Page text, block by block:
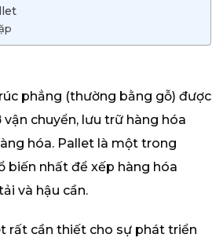
phẳng (thường bằng gỗ) được
chuyển, lưu trữ hàng hóa
hóa. Pallet là một trong
biến nhất để xếp hàng hóa
và hậu cần.
rất cần thiết cho sự phát triển